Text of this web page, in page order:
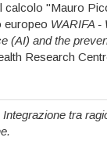
calcolo "Mauro
europeo WARIFA -
(AI) and the
Research
tra